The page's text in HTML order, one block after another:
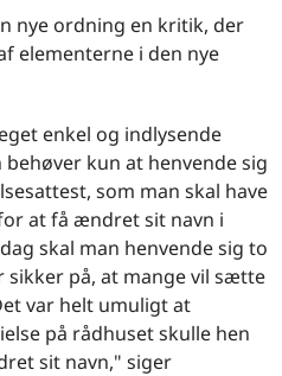
nye ordning en kritik, der
elementerne i den nye
enkel og indlysende
kun at henvende sig
som man skal have
at få ændret sit navn i
skal man henvende sig to
sikker på, at mange vil sætte
var helt umuligt at
på rådhuset skulle hen
sit navn," siger